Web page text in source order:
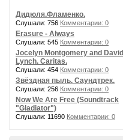
Дидюля.Фламенко.
Слушали: 756 Комментарии: 0
Erasure - Always
Слушали: 545 Комментарии: 0
Jocelyn Montgomery and David
Lynch. Caritas.
Слушали: 454 Комментарии: 0
Звёздная пыль. Саундтрек.
Слушали: 256 Комментарии: 0
Now We Are Free (Soundtrack
"Gladiator")
Слушали: 11690 Комментарии: 0